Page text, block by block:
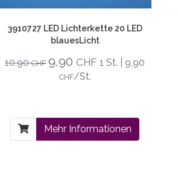
3910727 LED Lichterkette 20 LED
blauesLicht
10,90CHF 9,90 CHF 1 St. | 9,90
CHF/St.
Mehr Informationen